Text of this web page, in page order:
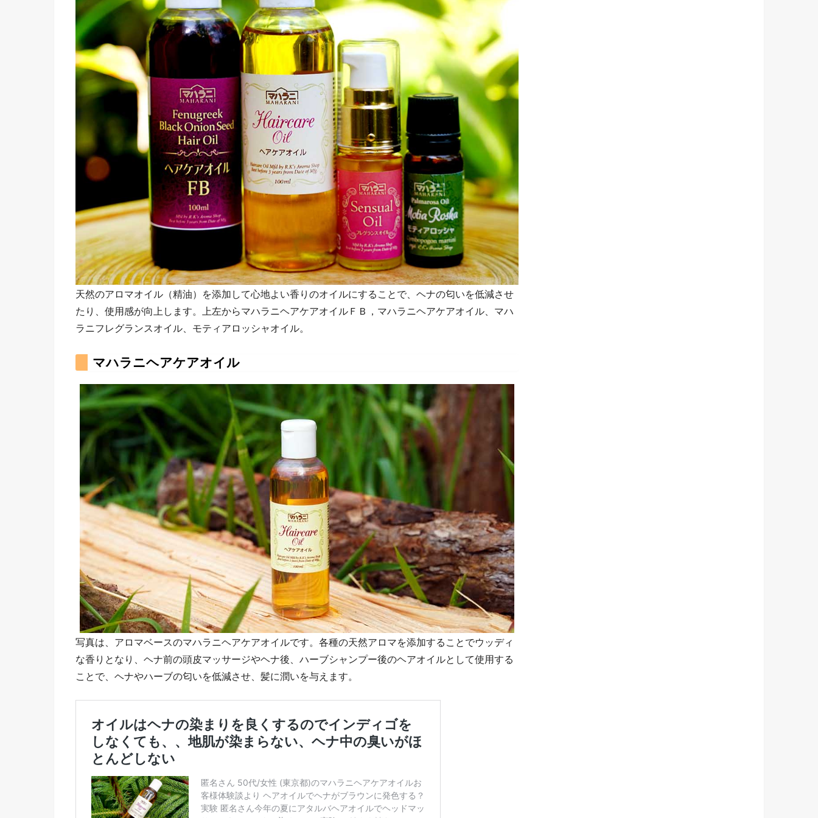
天然のアロマオイル（精油）を添加して心地よい香りのオイルにすることで、ヘナの匂いを低減させ
たり、使用感が向上します。上左からマハラニヘアケアオイルＦＢ，マハラニヘアケアオイル、マハ
ラニフレグランスオイル、モティアロッシャオイル。
マハラニヘアケアオイル
写真は、アロマベースのマハラニヘアケアオイルです。各種の天然アロマを添加することでウッディ
な香りとなり、ヘナ前の頭皮マッサージやヘナ後、ハーブシャンプー後のヘアオイルとして使用する
ことで、ヘナやハーブの匂いを低減させ、髪に潤いを与えます。